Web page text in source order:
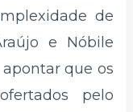
de
e Nóbile
apontar que os
pelo